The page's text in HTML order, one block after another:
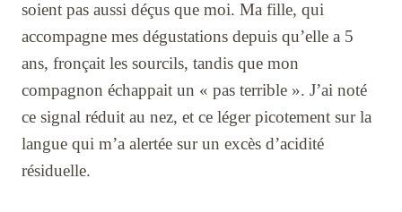
soient pas aussi déçus que moi. Ma fille, qui
accompagne mes dégustations depuis qu’elle a 5
ans, fronçait les sourcils, tandis que mon
compagnon échappait un « pas terrible ». J’ai noté
ce signal réduit au nez, et ce léger picotement sur la
langue qui m’a alertée sur un excès d’acidité
résiduelle.